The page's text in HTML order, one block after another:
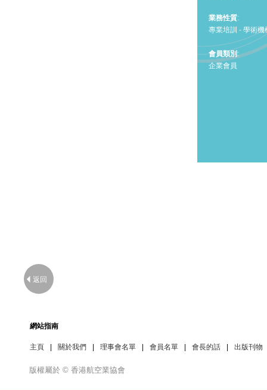
業務性質:
專業培訓 - 學術機
會員類別:
企業會員
返回
網站指南
主頁 關於我們 理事會名單 會員名單 會長的話 出版刊物
版權屬於 © 香港航空業協會